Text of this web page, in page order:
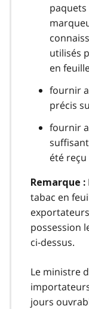
utilisés
en
fournir
précis
fournir
été
Remarque :
tabac en
possession
ci‑dessus.
Le ministre
jours